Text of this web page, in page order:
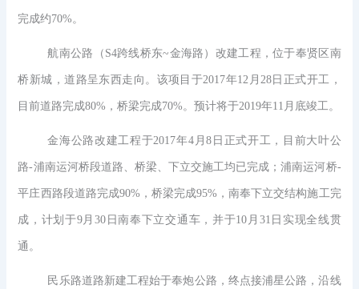
完成约70%。
航南公路（S4跨线桥东~金海路）改建工程，位于奉贤区南
桥新城，道路呈东西走向。该项目于2017年12月28日正式开工，
目前道路完成80%，桥梁完成70%。预计将于2019年11月底竣工。
金海公路改建工程于2017年4月8日正式开工，目前大叶公
路-浦南运河桥段道路、桥梁、下立交施工均已完成；浦南运河桥-
平庄西路段道路完成90%，桥梁完成95%，南奉下立交结构施工完
成，计划于9月30日南奉下立交通车，并于10月31日实现全线贯
通。
民乐路道路新建工程始于奉炮公路，终点接浦星公路，沿线